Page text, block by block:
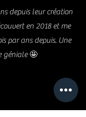
depuis leur création
en 2018 et me
par ans depuis. Une
géniale 🤩